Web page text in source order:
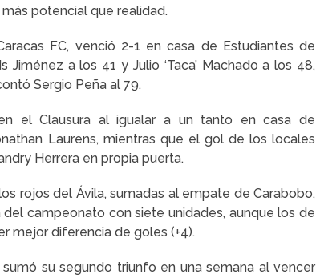
potencial que realidad.
FC, venció 2-1 en casa de Estudiantes de
a los 41 y Julio ‘Taca’ Machado a los 48,
Sergio Peña al 79.
el Clausura al igualar a un tanto en casa de
Laurens, mientras que el gol de los locales
Herrera en propia puerta.
rojos del Ávila, sumadas al empate de Carabobo,
campeonato con siete unidades, aunque los de
mejor diferencia de goles (+4).
su segundo triunfo en una semana al vencer